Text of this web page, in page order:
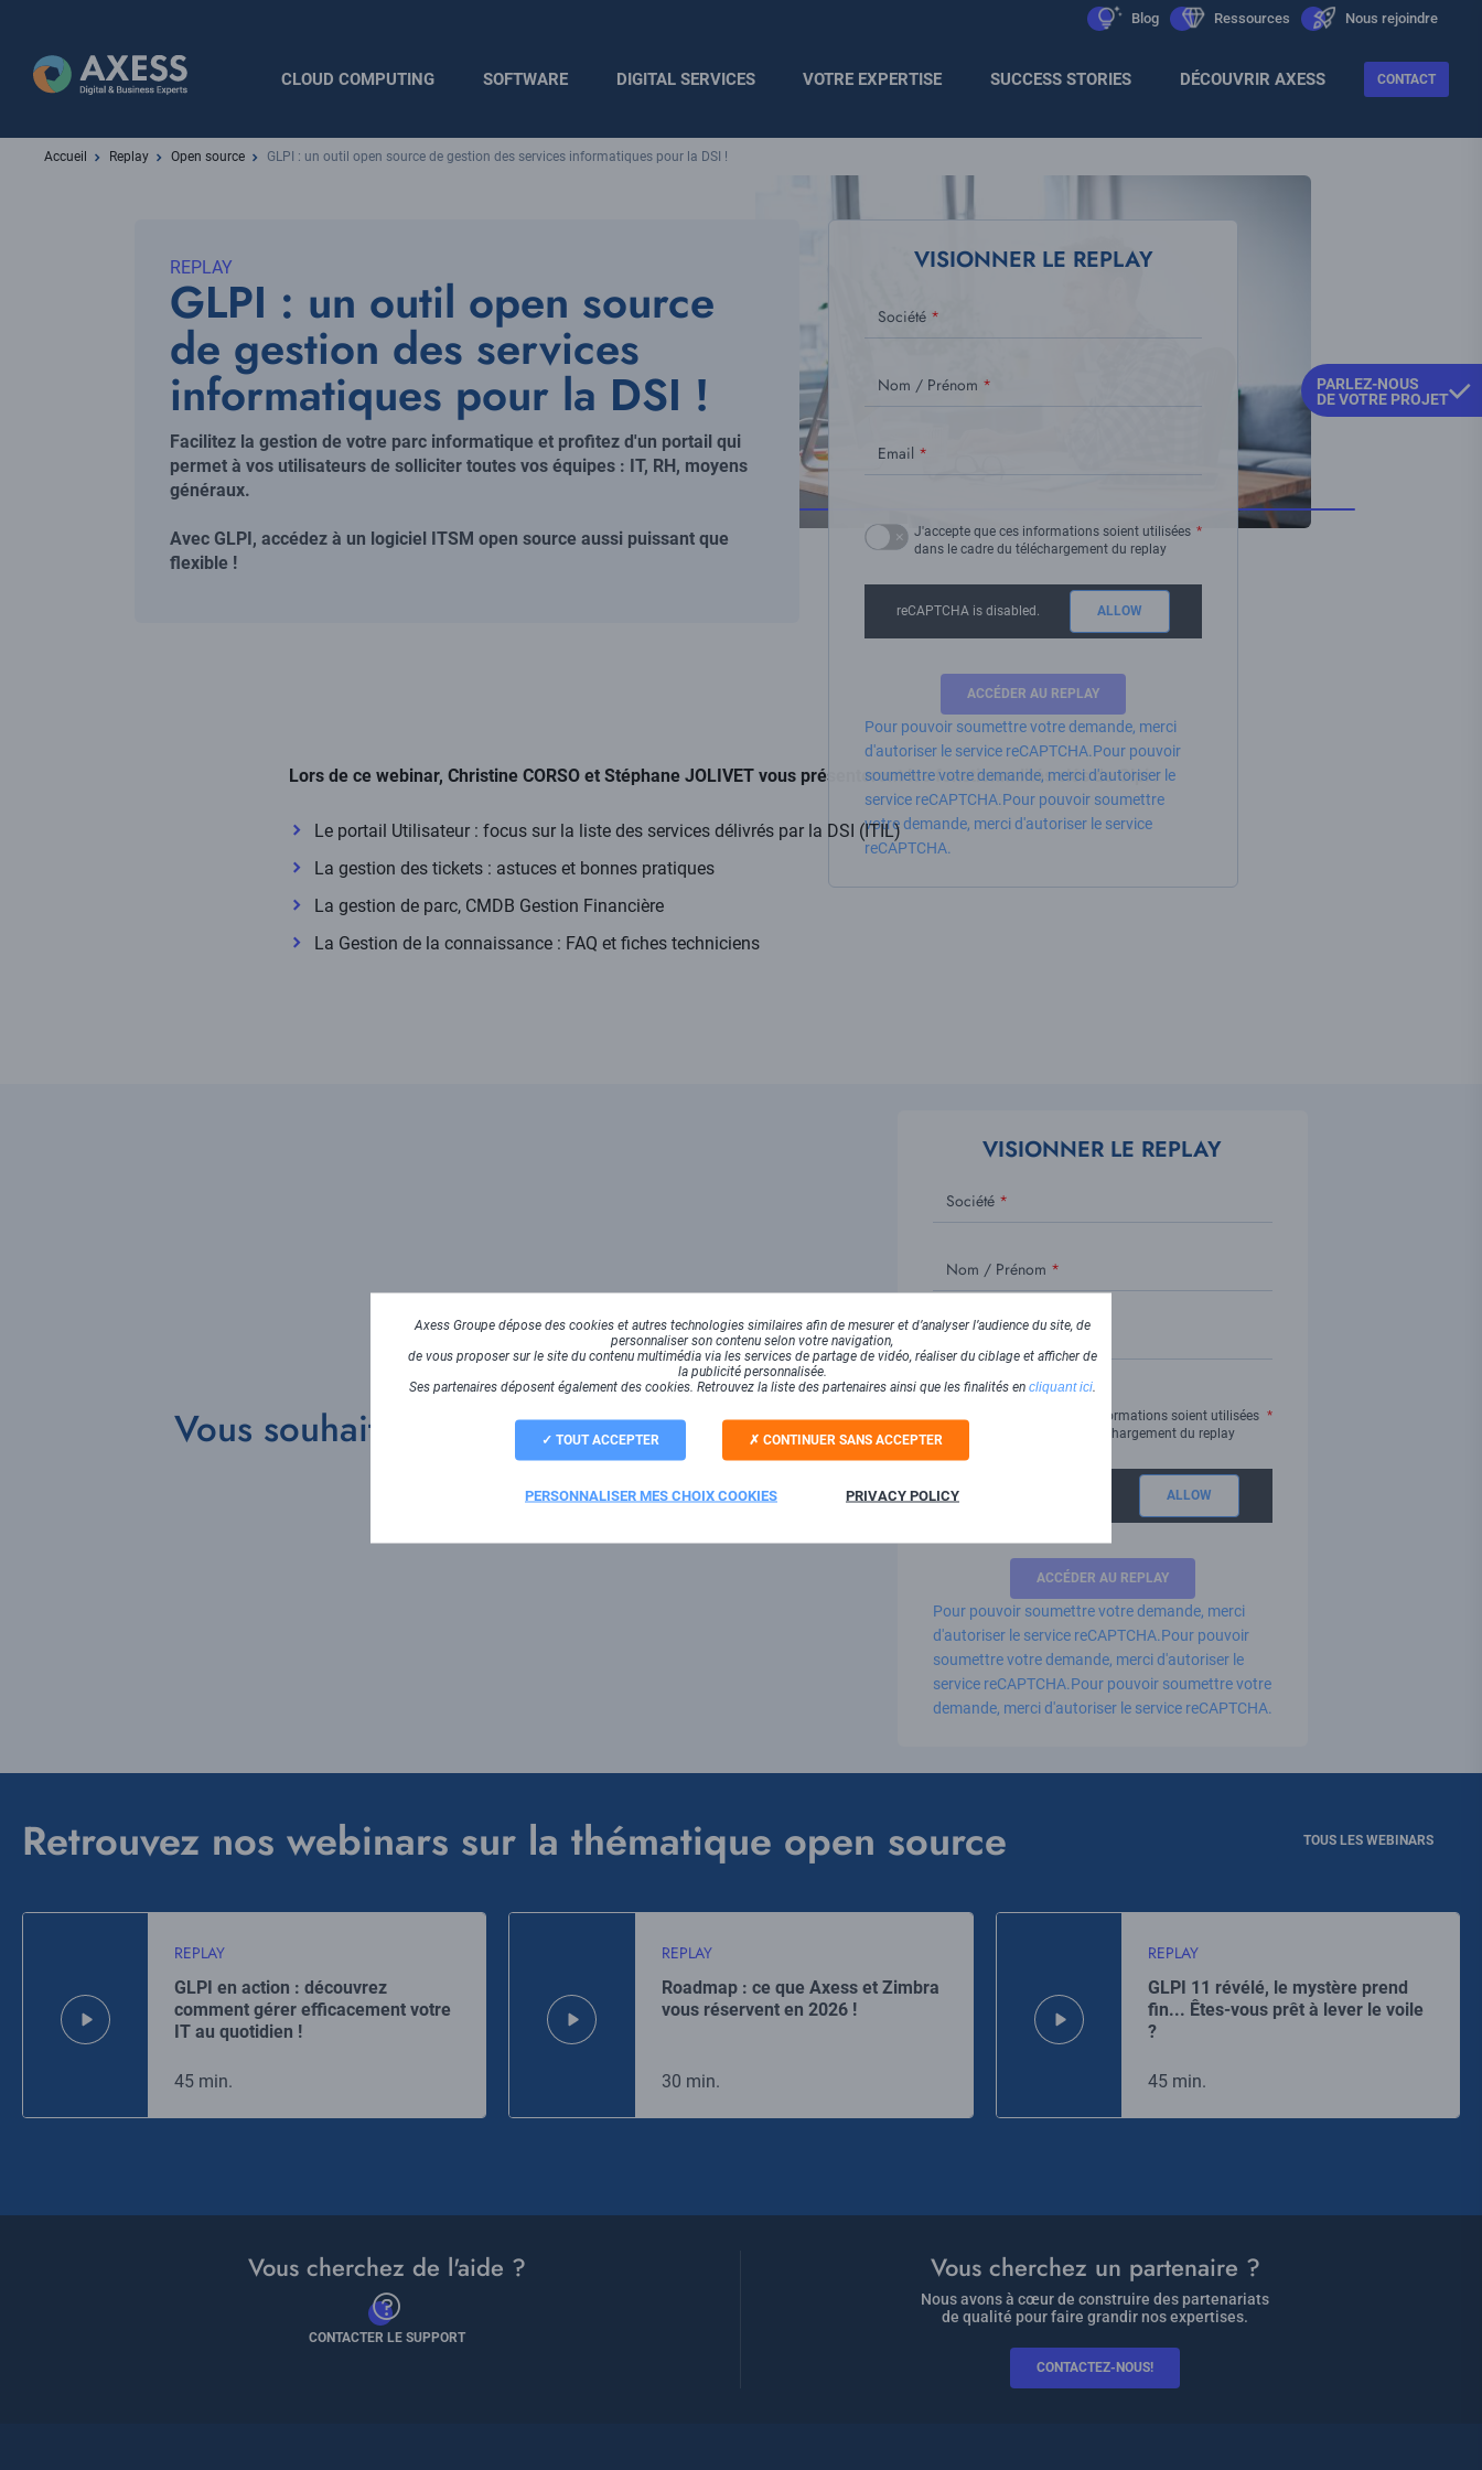
contenu
principal
Blog
icon Ressources
icon Nous rejoindre
icon
principale
CLOUD COMPUTING SOFTWARE DIGITAL SERVICES VOTRE EXPERTISE SUCCESS STORIES DÉCOUVRIR AXESS CONTACT
Accueil Replay Open source GLPI : un outil open source de gestion des services informatiques pour la DSI !
REPLAY
GLPI : un outil open source
de gestion des services
informatiques pour la DSI !
Chapo
Facilitez la gestion de votre parc informatique et profitez d'un portail qui
permet à vos utilisateurs de solliciter toutes vos équipes : IT, RH, moyens
généraux.
Avec GLPI, accédez à un logiciel ITSM open source aussi puissant que
flexible !
VISIONNER LE REPLAY
Société
Nom / Prénom
Email
J'accepte que ces informations soient utilisées
dans le cadre du téléchargement du replay
reCAPTCHA is disabled. ALLOW
Pour pouvoir soumettre votre demande, merci
d'autoriser le service reCAPTCHA.Pour pouvoir
soumettre votre demande, merci d'autoriser le
service reCAPTCHA.Pour pouvoir soumettre
votre demande, merci d'autoriser le service
reCAPTCHA.
Lors de ce webinar, Christine CORSO et Stéphane JOLIVET vous présenteront les fonctionnalités clés de Glpi :
Le portail Utilisateur : focus sur la liste des services délivrés par la DSI (ITIL)
La gestion des tickets : astuces et bonnes pratiques
La gestion de parc, CMDB Gestion Financière
La Gestion de la connaissance : FAQ et fiches techniciens
Vous souhaitez en savoir plus ?
VISIONNER LE REPLAY
Société
Nom / Prénom
Email
J'accepte que ces informations soient utilisées
dans le cadre du téléchargement du replay
ALLOW
Pour pouvoir soumettre votre demande, merci
d'autoriser le service reCAPTCHA.Pour pouvoir
soumettre votre demande, merci d'autoriser le
service reCAPTCHA.Pour pouvoir soumettre votre
demande, merci d'autoriser le service reCAPTCHA.
Retrouvez nos webinars sur la thématique open source TOUS LES WEBINARS
REPLAY
GLPI en action : découvrez
comment gérer efficacement votre
IT au quotidien !
45 min.
REPLAY
Roadmap : ce que Axess et Zimbra
vous réservent en 2026 !
30 min.
REPLAY
GLPI 11 révélé, le mystère prend
fin... Êtes-vous prêt à lever le voile
?
45 min.
PARLEZ-NOUS
DE VOTRE PROJET
Vous cherchez de l'aide ?
CONTACTER LE SUPPORT
Vous cherchez un partenaire ?
Nous avons à cœur de construire des partenariats
de qualité pour faire grandir nos expertises.
CONTACTEZ-NOUS!
Axess Groupe dépose des cookies et autres technologies similaires afin de mesurer et d’analyser l’audience du site, de
personnaliser son contenu selon votre navigation,
de vous proposer sur le site du contenu multimédia via les services de partage de vidéo, réaliser du ciblage et afficher de
la publicité personnalisée.
Ses partenaires déposent également des cookies. Retrouvez la liste des partenaires ainsi que les finalités en cliquant ici.
TOUT ACCEPTER CONTINUER SANS ACCEPTER
PERSONNALISER MES CHOIX COOKIES PRIVACY POLICY